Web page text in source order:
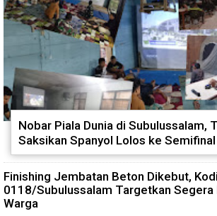
Nobar Piala Dunia di Subulussalam,
Saksikan Spanyol Lolos ke Semifinal
Finishing Jembatan Beton Dikebut,
0118/Subulussalam Targetkan Segera
Warga